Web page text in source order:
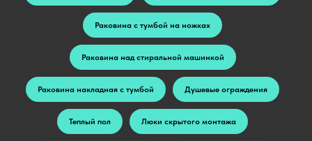
Раковина с тумбой на ножках
Раковина над стиральной машинкой
Раковина накладная с тумбой Душевые ограждения
Теплый пол Люки скрытого монтажа